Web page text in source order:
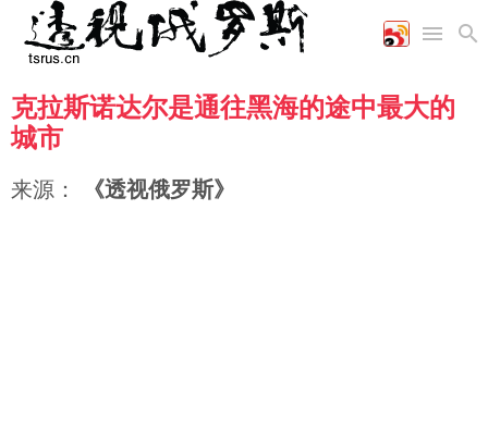
首页
国际
空军
海军
陆军
财经
商业
工业
文艺
教育
美食
图片新闻
高清图片
漫画
克拉斯诺达尔是通往黑海的途中最大的
城市
来源： 《透视俄罗斯》